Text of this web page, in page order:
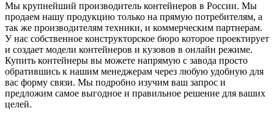
Мы крупнейший производитель контейнеров в России. Мы
продаем нашу продукцию только на прямую потребителям, а
так же производителям техники, и коммерческим партнерам.
У нас собственное конструкторское бюро которое проектирует
и создает модели контейнеров и кузовов в онлайн режиме.
Купить контейнеры вы можете напрямую с завода просто
обратившись к нашим менеджерам через любую удобную для
вас форму связи. Мы подробно изучим ваш запрос и
предложим самое выгодное и правильное решение для ваших
целей.